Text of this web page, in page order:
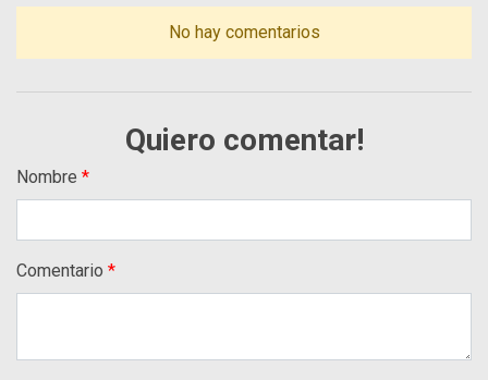
No hay comentarios
Quiero comentar!
Nombre
Comentario